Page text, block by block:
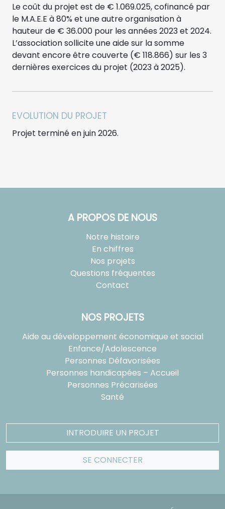
Le coût du projet est de € 1.069.025, cofinancé par
le M.A.E.E à 80% et une autre organisation à
hauteur de € 36.000 pour les années 2023 et 2024.
L’association sollicite une aide sur la somme
devant encore être couverte (€ 118.866) sur les 3
dernières exercices du projet (2023 à 2025).
EVOLUTION DU PROJET
Projet terminé en juin 2026.
A PROPOS DE NOUS
Notre histoire
En chiffres
Nos projets
Questions fréquentes
Contact
NOS PROJETS
Aide au développement économique et social
Enfance/Adolescence
Personnes Défavorisées
Personnes handicapées – Accueil
Personnes Précarisées
Santé
INTRODUIRE UN PROJET
SE CONNECTER